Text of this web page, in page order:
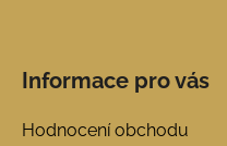
Informace pro vás
Hodnocení obchodu